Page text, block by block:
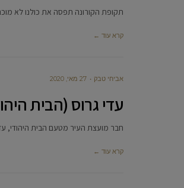
תקופת הקורונה תפסה את כולנו לא
קרא עוד ←
אביחי טבק 27 מאי, 2020
עדי גרוס (הבית
חבר מועצת העיר מטעם הבית היהודי,
קרא עוד ←